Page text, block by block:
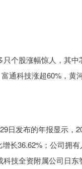
个股涨幅惊人，其中
通科技涨超60%，黄
发布的年报显示，
长36.62%；公司拥
科技全资附属公司日东